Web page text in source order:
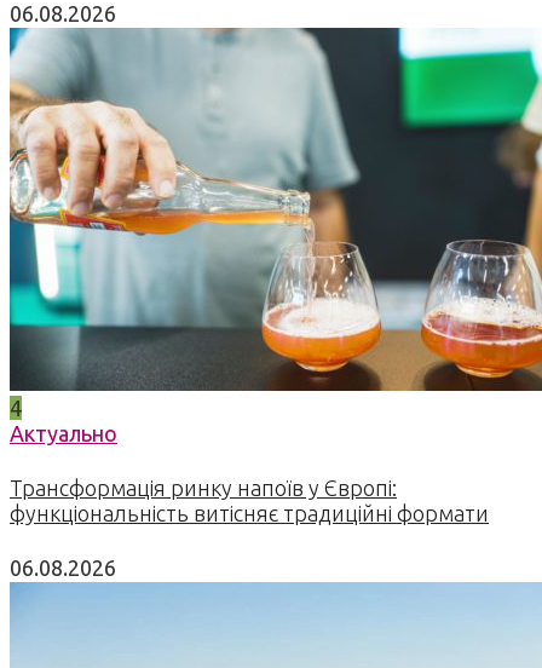
06.08.2026
4
Актуально
Трансформація ринку напоїв у Європі:
функціональність витісняє традиційні формати
06.08.2026